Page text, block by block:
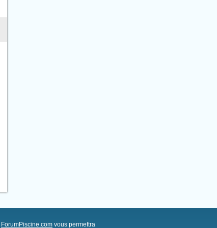
ForumPiscine.com vous permettra